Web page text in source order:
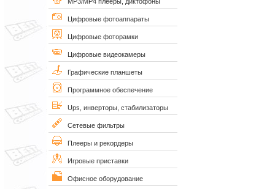
Цифровые фотоаппараты
Цифровые фоторамки
Цифровые видеокамеры
Графические планшеты
Программное обеспечение
Ups, инверторы, стабилизаторы
Сетевые фильтры
Плееры и рекордеры
Игровые приставки
Офисное оборудование